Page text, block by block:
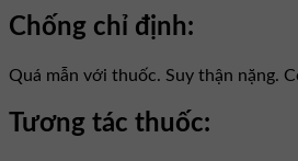
Chống chỉ định:
Quá mẫn với thuốc. Suy thận nặng.
Tương tác thuốc: